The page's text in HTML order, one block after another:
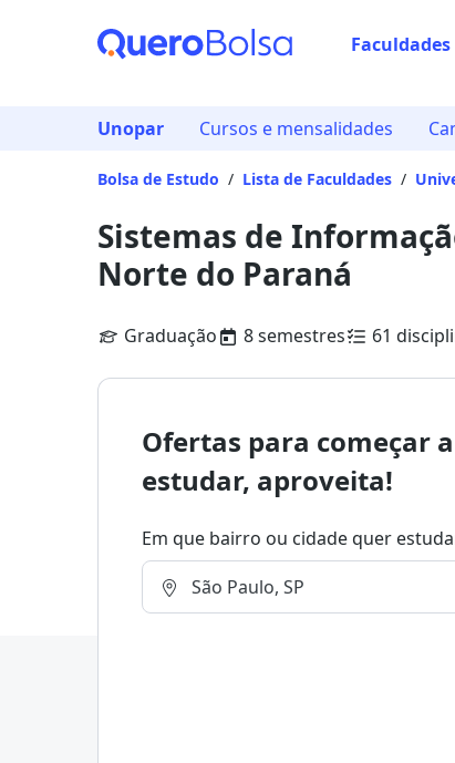
Faculdades
Unopar Cursos e mensalidades
Bolsa de Estudo / Lista de Faculdades /
Sistemas de
Norte do Paraná
Graduação 8 semestres 61
Ofertas para começar a
estudar, aproveita!
Em que bairro ou cidade quer